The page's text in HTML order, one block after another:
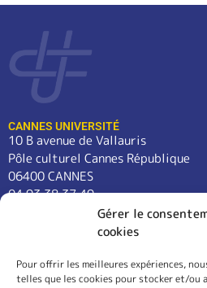
Gérer le
cookies
Pour offrir les meilleures expériences,
telles que les cookies pour stocker et/ou
CANNES UNIVERSITÉ
10 B avenue de Vallauris
Pôle culturel Cannes République
06400 CANNES
04 93 38 37 49
contact@cannes-universite.fr
COURS